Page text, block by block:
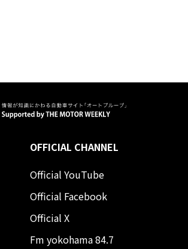
OFFICIAL CHANNEL
Official YouTube
Official Facebook
Official X
Fm yokohama 84.7